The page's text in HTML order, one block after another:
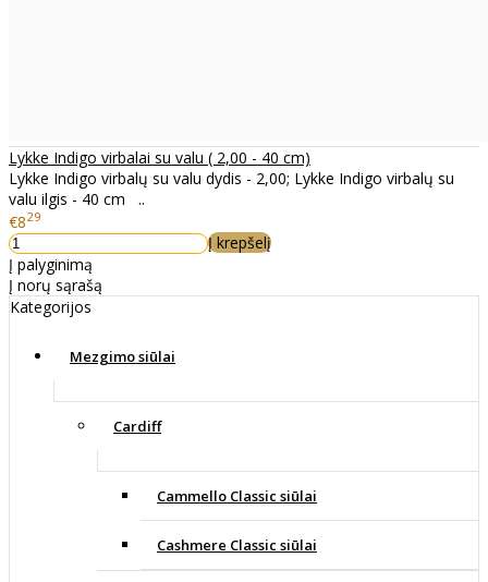
Lykke Indigo virbalai su valu ( 2,00 - 40 cm)
Lykke Indigo virbalų su valu dydis - 2,00; Lykke Indigo virbalų su
valu ilgis - 40 cm ..
€829
Į krepšelį
Į palyginimą
Į norų sąrašą
Kategorijos
Mezgimo siūlai
Cardiff
Cammello Classic siūlai
Cashmere Classic siūlai